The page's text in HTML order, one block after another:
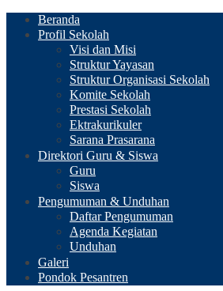
Beranda
Profil Sekolah
Visi dan Misi
Struktur Yayasan
Struktur Organisasi Sekolah
Komite Sekolah
Prestasi Sekolah
Ektrakurikuler
Sarana Prasarana
Direktori Guru & Siswa
Guru
Siswa
Pengumuman & Unduhan
Daftar Pengumuman
Agenda Kegiatan
Unduhan
Galeri
Pondok Pesantren